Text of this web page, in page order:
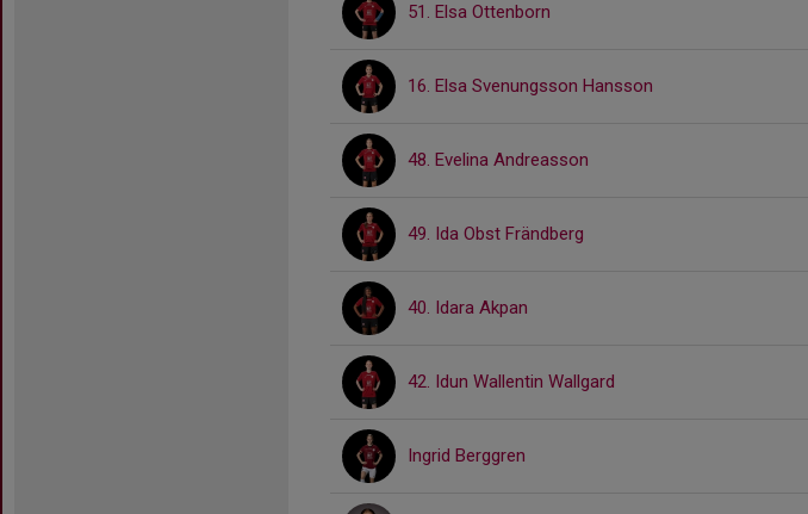
51. Elsa Ottenborn
16. Elsa Svenungsson Hansson
48. Evelina Andreasson
49. Ida Obst Frändberg
40. Idara Akpan
42. Idun Wallentin Wallgard
Ingrid Berggren